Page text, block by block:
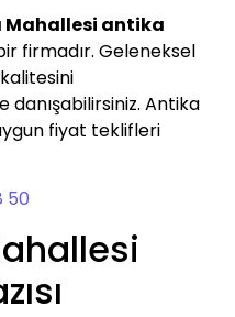
Mahallesi antika
firmadır. Geleneksel
Antika
fiyat teklifleri
50